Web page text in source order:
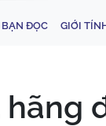
BẠN ĐỌC GIỚI
hãng